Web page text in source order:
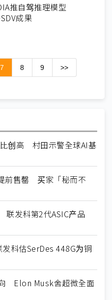
推自驾推理模型
成果
7 8 9 >>
创高 村田示警全球AI基
前售罄 买家「秘而不
发科第2代ASIC产品
科估SerDes 448G为铜
Elon Musk舍超微全面